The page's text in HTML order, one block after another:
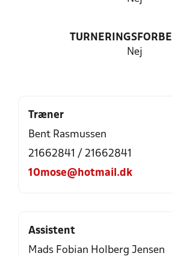
Nej
Træner
Bent Rasmussen
21662841 / 21662841
10mose@hotmail.dk
Assistent
Mads Fobian Holberg Jensen